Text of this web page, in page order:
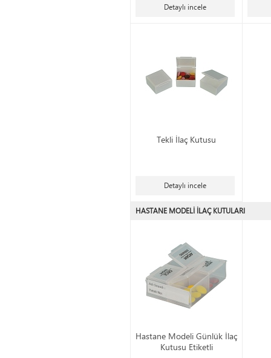
Detaylı incele
Tekli İlaç Kutusu
Detaylı incele
HASTANE MODELİ İLAÇ KUTULARI
Hastane Modeli Günlük İlaç
Kutusu Etiketli